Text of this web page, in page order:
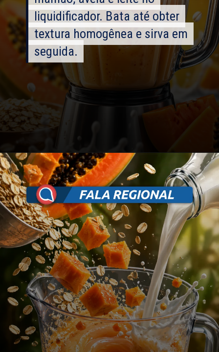
liquidificador. Bata até obter
textura homogênea e sirva em
seguida.
liquidificador. Bata até obter
textura homogênea e sirva em
seguida.